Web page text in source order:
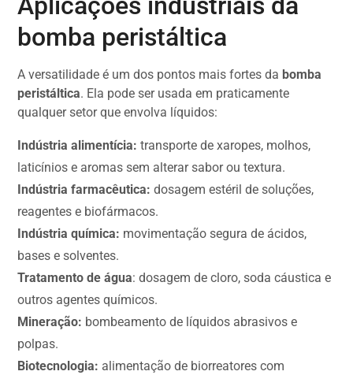
bomba peristáltica
A versatilidade é um dos pontos mais fortes da bomba
peristáltica. Ela pode ser usada em praticamente
qualquer setor que envolva líquidos:
Indústria alimentícia: transporte de xaropes, molhos,
laticínios e aromas sem alterar sabor ou textura.
Indústria farmacêutica: dosagem estéril de soluções,
reagentes e biofármacos.
Indústria química: movimentação segura de ácidos,
bases e solventes.
Tratamento de água: dosagem de cloro, soda cáustica e
outros agentes químicos.
Mineração: bombeamento de líquidos abrasivos e
polpas.
Biotecnologia: alimentação de biorreatores com